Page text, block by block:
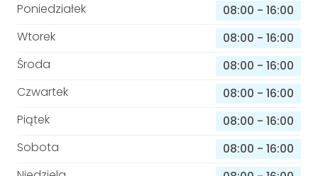
Poniedziałek 08:00 - 16:00
Wtorek
08:00 - 16:00
Środa
08:00 - 16:00
Czwartek
08:00 - 16:00
Piątek
08:00 - 16:00
Sobota
08:00 - 16:00